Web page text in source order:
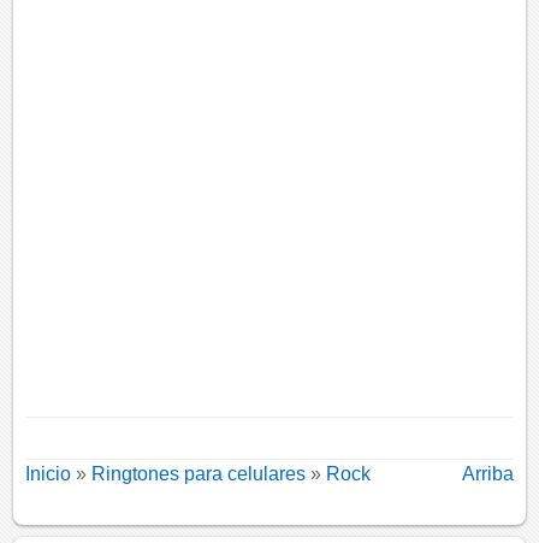
Inicio » Ringtones para celulares » Rock Arriba